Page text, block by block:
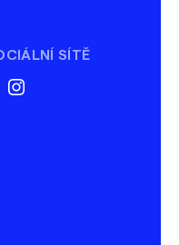
SÍTĚ
instagram